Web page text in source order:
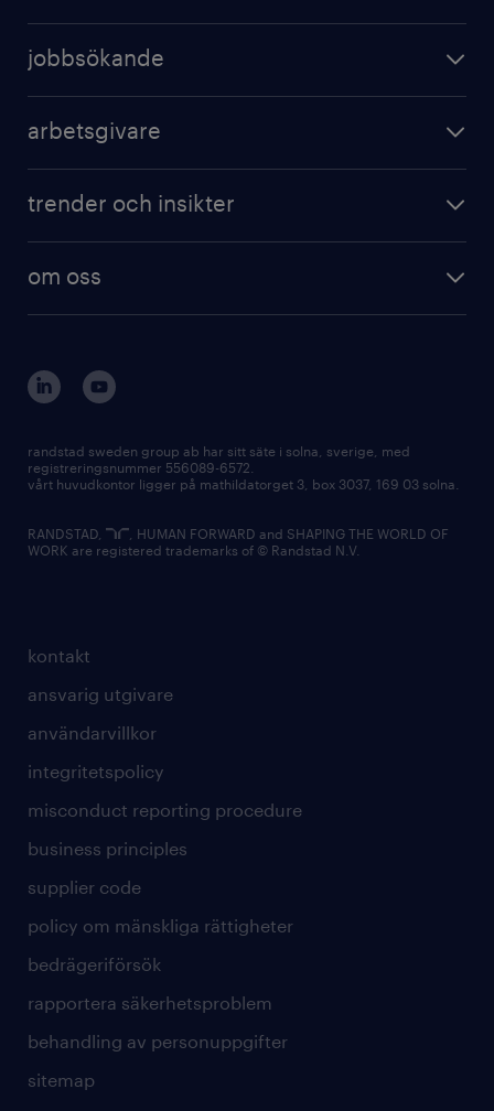
jobbsökande
arbetsgivare
trender och insikter
om oss
kontakt
ansvarig utgivare
användarvillkor
integritetspolicy
misconduct reporting procedure
business principles
supplier code
policy om mänskliga rättigheter
bedrägeriförsök
rapportera säkerhetsproblem
behandling av personuppgifter
sitemap
randstad sweden group ab har sitt säte i solna, sverige, med
registreringsnummer 556089-6572.
vårt huvudkontor ligger på mathildatorget 3, box 3037, 169 03 solna.
RANDSTAD,
, HUMAN FORWARD and SHAPING THE WORLD OF
WORK are registered trademarks of © Randstad N.V.